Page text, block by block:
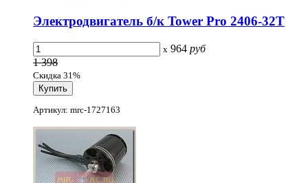
Электродвигатель б/к Tower Pro 2406-32T
x 964 руб
1 398
Скидка 31%
Артикул: mrc-1727163